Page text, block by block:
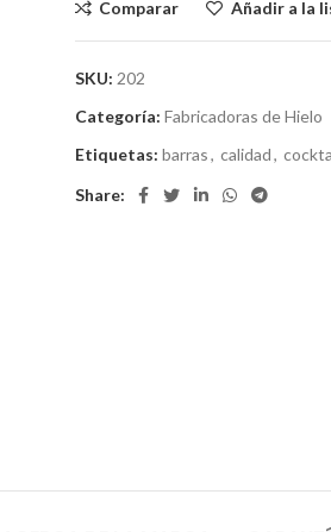
Comparar Añadir a la
SKU: 202
Categoría: Fabricadoras de Hielo
Etiquetas: barras, calidad,
Share: